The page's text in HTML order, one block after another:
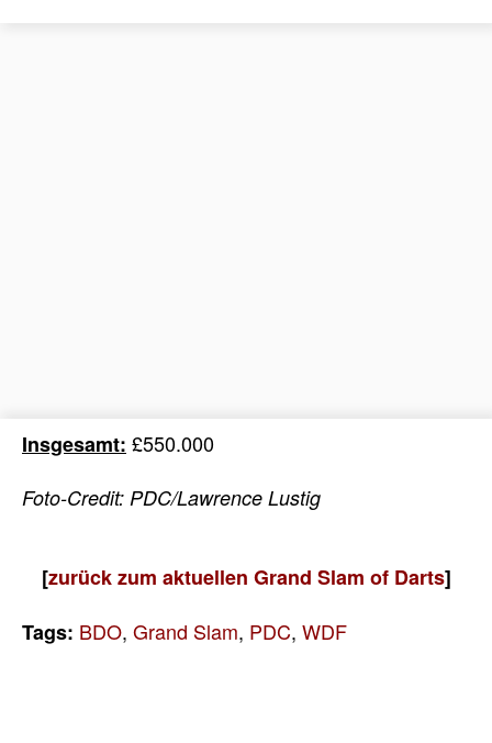
Insgesamt: £550.000
Foto-Credit: PDC/Lawrence Lustig
[zurück zum aktuellen Grand Slam of Darts]
Tags: BDO, Grand Slam, PDC, WDF